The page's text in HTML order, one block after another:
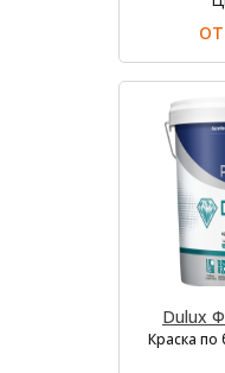
Dulux
Краска по